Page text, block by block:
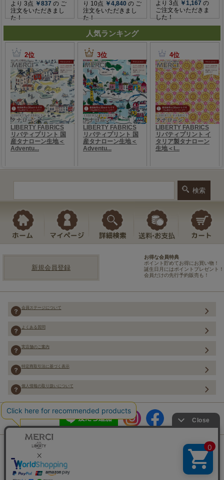
人気ランキング
新規会員登録
お得な会員特典
ポイント貯めてお得にお買い物！
誕生日月にはポイントプレゼント！
会員だけの先行予約販売も！
会員ステージについて
よくある質問
実店舗のご案内
特定商取引法に基づく表示
個人情報の取り扱いについて
Copyright (C) Merci Co.,Ltd. ALL rights reserved.